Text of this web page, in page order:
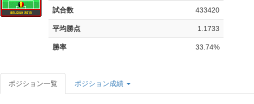
試合数 433420
平均勝点 1.1733
勝率 33.74%
ポジション一覧 ポジション成績